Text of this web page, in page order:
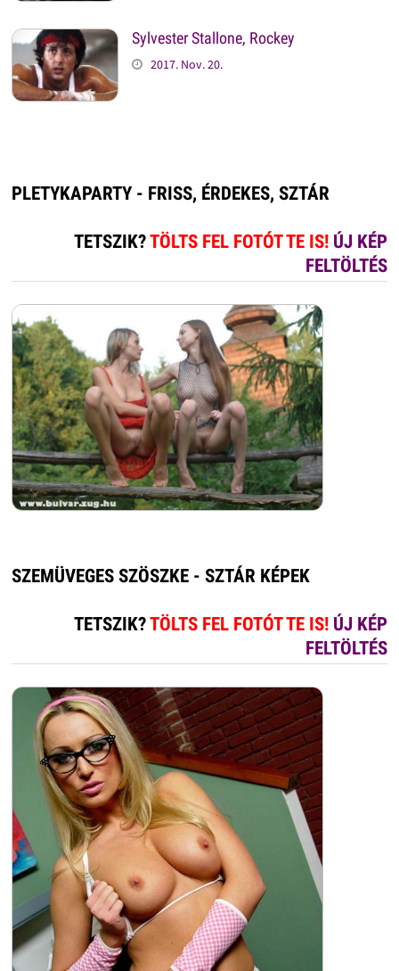
Sylvester Stallone, Rockey
2017. Nov. 20.
PLETYKAPARTY - FRISS, ÉRDEKES, SZTÁR
TETSZIK?TÖLTS FEL FOTÓT TE IS! ÚJ KÉP
FELTÖLTÉS
SZEMÜVEGES SZÖSZKE - SZTÁR KÉPEK
TETSZIK?TÖLTS FEL FOTÓT TE IS! ÚJ KÉP
FELTÖLTÉS